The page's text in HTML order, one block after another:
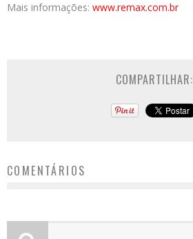
Mais informações: www.remax.com.br
COMPARTILHAR:
COMENTÁRIOS